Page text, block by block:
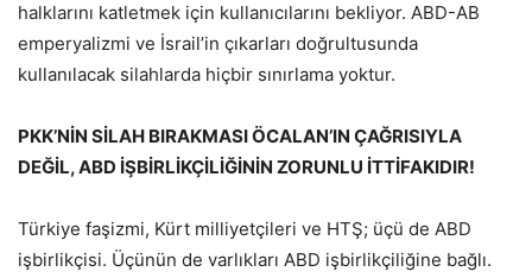
halklarını katletmek için kullanıcılarını bekliyor. ABD-AB
emperyalizmi ve İsrail’in çıkarları doğrultusunda
kullanılacak silahlarda hiçbir sınırlama yoktur.
PKK’NİN SİLAH BIRAKMASI ÖCALAN’IN ÇAĞRISIYLA
DEĞİL, ABD İŞBİRLİKÇİLİĞİNİN ZORUNLU İTTİFAKIDIR!
Türkiye faşizmi, Kürt milliyetçileri ve HTŞ; üçü de ABD
işbirlikçisi. Üçünün de varlıkları ABD işbirlikçiliğine bağlı.